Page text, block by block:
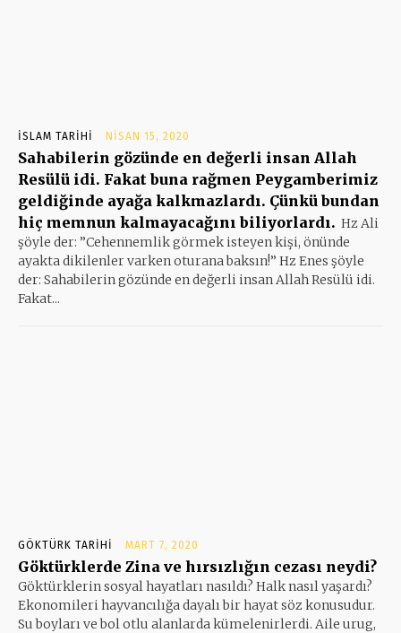
İSLAM TARIHI NISAN 15, 2020
Sahabilerin gözünde en değerli insan Allah
Resülü idi. Fakat buna rağmen Peygamberimiz
geldiğinde ayağa kalkmazlardı. Çünkü bundan
hiç memnun kalmayacağını biliyorlardı. Hz Ali
şöyle der: ”Cehennemlik görmek isteyen kişi, önünde
ayakta dikilenler varken oturana baksın!” Hz Enes şöyle
der: Sahabilerin gözünde en değerli insan Allah Resülü idi.
Fakat...
GÖKTÜRK TARIHI MART 7, 2020
Göktürklerde Zina ve hırsızlığın cezası neydi?
Göktürklerin sosyal hayatları nasıldı? Halk nasıl yaşardı?
Ekonomileri hayvancılığa dayalı bir hayat söz konusudur.
Su boyları ve bol otlu alanlarda kümelenirlerdi. Aile urug,